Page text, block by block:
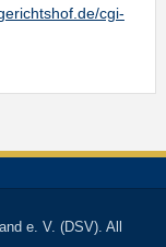
cgi-
e. V. (DSV). All